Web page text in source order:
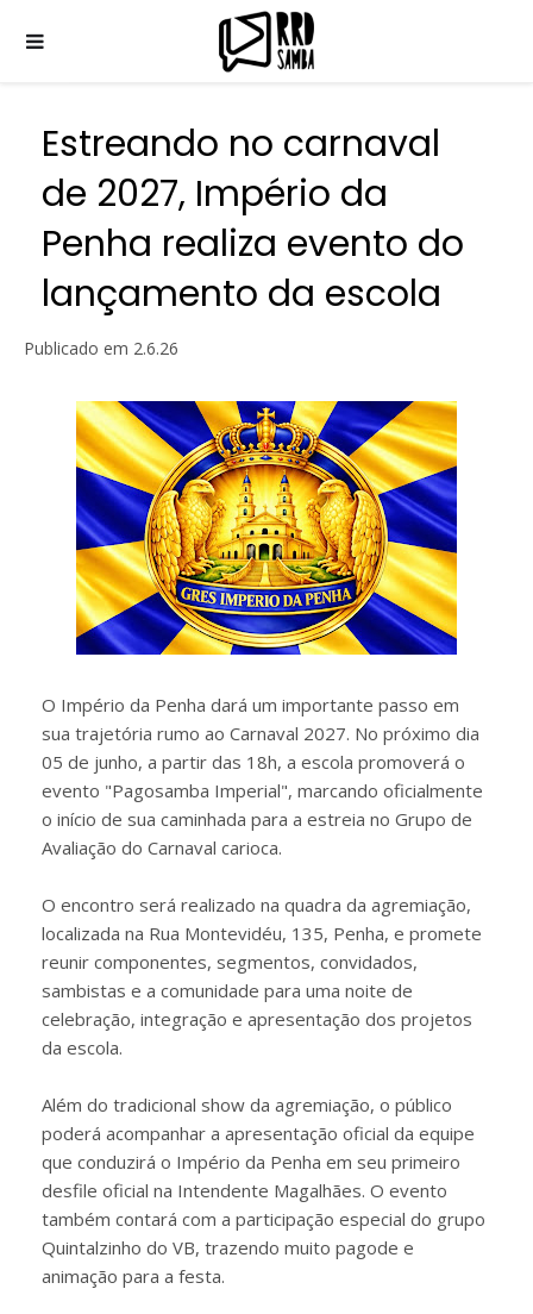
Estreando no carnaval
de 2027, Império da
Penha realiza evento do
lançamento da escola
Publicado em 2.6.26
O Império da Penha dará um importante passo em
sua trajetória rumo ao Carnaval 2027. No próximo dia
05 de junho, a partir das 18h, a escola promoverá o
evento "Pagosamba Imperial", marcando oficialmente
o início de sua caminhada para a estreia no Grupo de
Avaliação do Carnaval carioca.
O encontro será realizado na quadra da agremiação,
localizada na Rua Montevidéu, 135, Penha, e promete
reunir componentes, segmentos, convidados,
sambistas e a comunidade para uma noite de
celebração, integração e apresentação dos projetos
da escola.
Além do tradicional show da agremiação, o público
poderá acompanhar a apresentação oficial da equipe
que conduzirá o Império da Penha em seu primeiro
desfile oficial na Intendente Magalhães. O evento
também contará com a participação especial do grupo
Quintalzinho do VB, trazendo muito pagode e
animação para a festa.